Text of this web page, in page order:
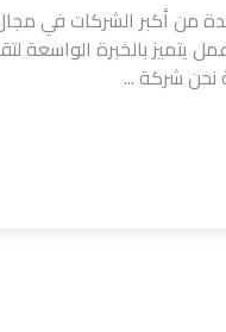
من أكبر الشركات في
يتميز بالخبرة الواسعة
نحن شركة ...